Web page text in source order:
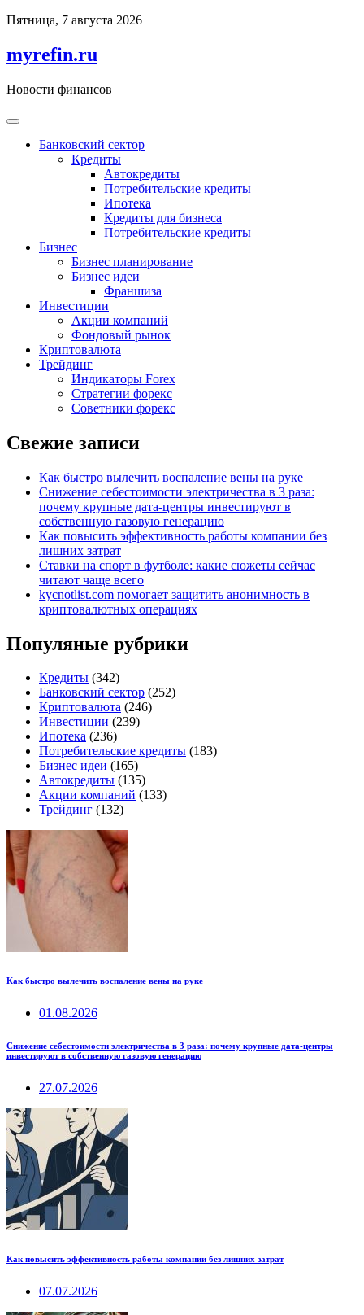
Перейти
содержимому
Пятница, 7 августа 2026
myrefin.ru
Новости финансов
Банковский сектор
Кредиты
Автокредиты
Потребительские кредиты
Ипотека
Кредиты для бизнеса
Потребительские кредиты
Бизнес
Бизнес планирование
Бизнес идеи
Франшиза
Инвестиции
Акции компаний
Фондовый рынок
Криптовалюта
Трейдинг
Индикаторы Forex
Стратегии форекс
Советники форекс
Свежие записи
Как быстро вылечить воспаление вены на руке
Снижение себестоимости электричества в 3 раза:
почему крупные дата-центры инвестируют в
собственную газовую генерацию
Как повысить эффективность работы компании без
лишних затрат
Ставки на спорт в футболе: какие сюжеты сейчас
читают чаще всего
kycnotlist.com помогает защитить анонимность в
криптовалютных операциях
Популяные рубрики
Кредиты (342)
Банковский сектор (252)
Криптовалюта (246)
Инвестиции (239)
Ипотека (236)
Потребительские кредиты (183)
Бизнес идеи (165)
Автокредиты (135)
Акции компаний (133)
Трейдинг (132)
Как быстро вылечить воспаление вены на руке
01.08.2026
Снижение себестоимости электричества в 3 раза: почему крупные дата-центры
инвестируют в собственную газовую генерацию
27.07.2026
Как повысить эффективность работы компании без лишних затрат
07.07.2026